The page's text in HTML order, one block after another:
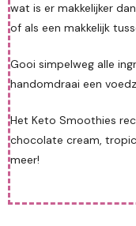
wat is er makkelijker
of als een makkelijk
Gooi simpelweg alle
handomdraai een
Het Keto Smoothies
chocolate cream,
meer!